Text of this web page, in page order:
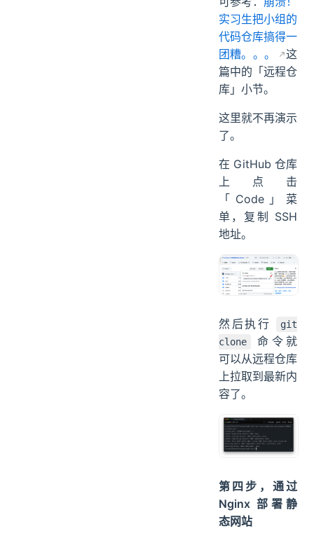
先配置 SSH 密
钥。具体的步骤
可参考：崩溃！
实习生把小组的
代码仓库搞得一
团糟。。。
篇中的「远程仓
库」小节。
这里就不再演示
了。
在 GitHub 仓库
上点击
「Code」菜
单，复制 SSH
地址。
然后执行 git
clone 命令就
可以从远程仓库
上拉取到最新内
容了。
第四步，通过